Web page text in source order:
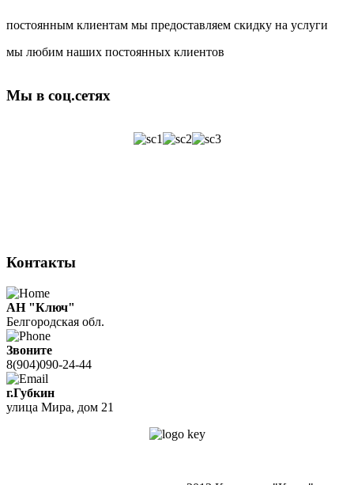
постоянным клиентам мы предоставляем скидку на услуги
мы любим наших постоянных клиентов
Мы в соц.сетях
Контакты
АН "Ключ"
Белгородская обл.
Звоните
8(904)090-24-44
г.Губкин
улица Мира, дом 21